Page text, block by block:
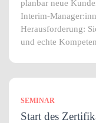
planbar neue
Interim-
Herausforderung:
und echte
SEMINAR
Start des